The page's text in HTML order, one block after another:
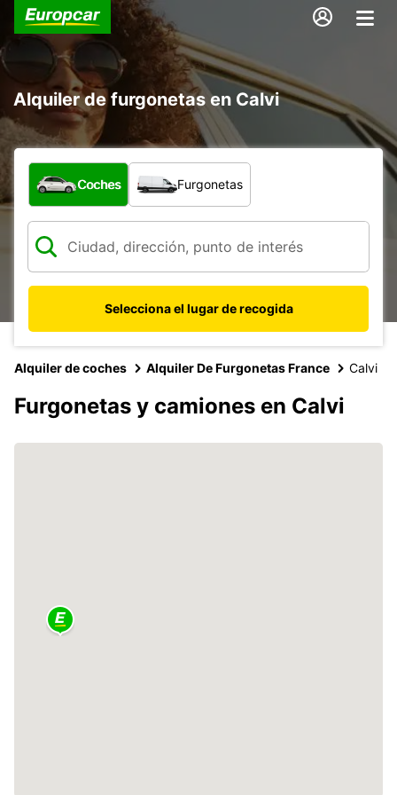
Alquiler de furgonetas en Calvi
¿Qué tipo de vehículo?
Coches Furgonetas
Selecciona el lugar de recogida
Alquiler de coches Alquiler De Furgonetas France Calvi
Furgonetas y camiones en Calvi